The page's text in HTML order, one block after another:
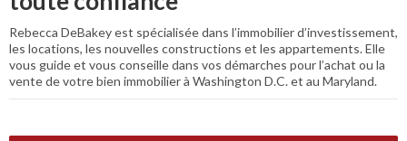
Rebecca DeBakey est spécialisée dans l’immobilier d’investissement,
les locations, les nouvelles constructions et les appartements. Elle
vous guide et vous conseille dans vos démarches pour l’achat ou la
vente de votre bien immobilier à Washington D.C. et au Maryland.